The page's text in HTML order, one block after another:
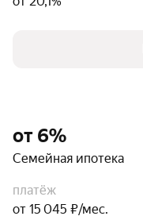
от 6%
Семейная ипотека
платёж
от 15 045 ₽/мес.